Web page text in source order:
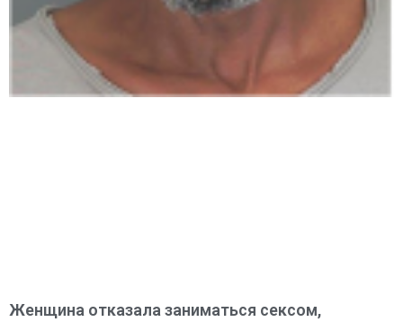
Женщина отказала заниматься сексом,